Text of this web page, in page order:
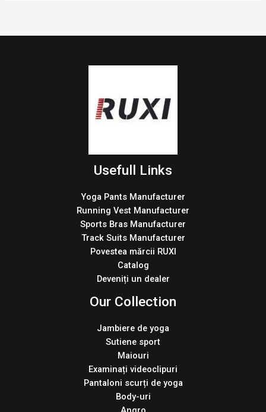
Usefull Links
Yoga Pants Manufacturer
Running Vest Manufacturer
Sports Bras Manufacturer
Track Suits Manufacturer
Povestea mărcii RUXI
Catalog
Deveniți un dealer
Our Collection
Jambiere de yoga
Sutiene sport
Maiouri
Examinați videoclipuri
Pantaloni scurți de yoga
Body-uri